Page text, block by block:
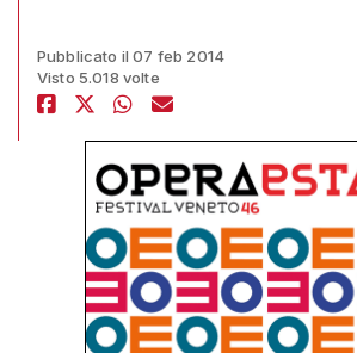
Pubblicato il 07 feb 2014
Visto 5.018 volte